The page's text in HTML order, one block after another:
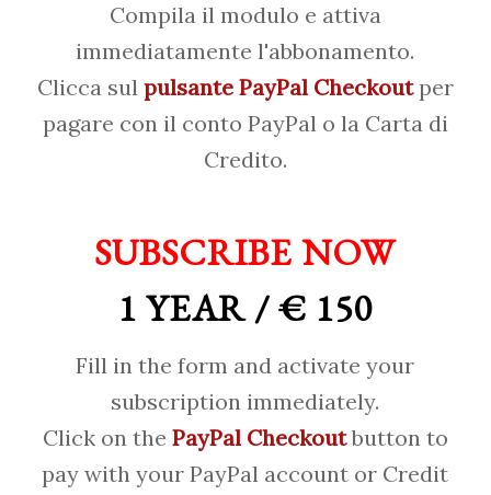
Compila il modulo e attiva
immediatamente l'abbonamento.
Clicca sul pulsante PayPal Checkoutper
pagare con il conto PayPal o la Carta di
Credito.
SUBSCRIBE NOW
1 YEAR / € 150
Fill in the form and activate your
subscription immediately.
Click on the PayPal Checkoutbutton to
pay with your PayPal account or Credit